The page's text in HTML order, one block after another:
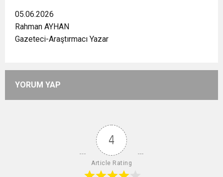
05.06.2026
Rahman AYHAN
Gazeteci-Araştırmacı Yazar
YORUM YAP
4
Article Rating